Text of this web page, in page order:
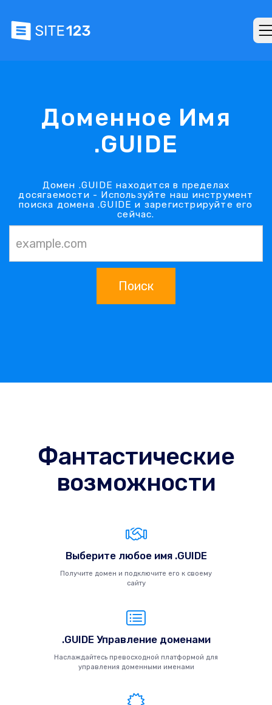
Доменное Имя
.GUIDE
Домен .GUIDE находится в пределах
досягаемости - Используйте наш инструмент
поиска домена .GUIDE и зарегистрируйте его
сейчас.
Поиск
Фантастические
возможности
Выберите любое имя .GUIDE
Получите домен и подключите его к своему
сайту
.GUIDE Управление доменами
Наслаждайтесь превосходной платформой для
управления доменными именами